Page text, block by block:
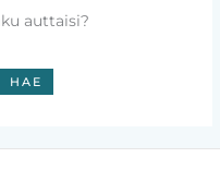
auttaisi?